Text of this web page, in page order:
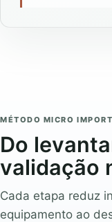
MÉTODO MICRO IMPORT
Do
validação
Cada etapa reduz
equipamento ao